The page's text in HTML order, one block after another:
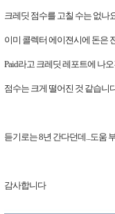
크레딧 점수를 고칠 수는 없나
이미 콜렉터 에이젼시에 돈은
Paid라고 크레딧 레포트에 나
점수는 크게 떨어진 것 같습니
듣기로는 8년 간다던데...도움
감사합니다